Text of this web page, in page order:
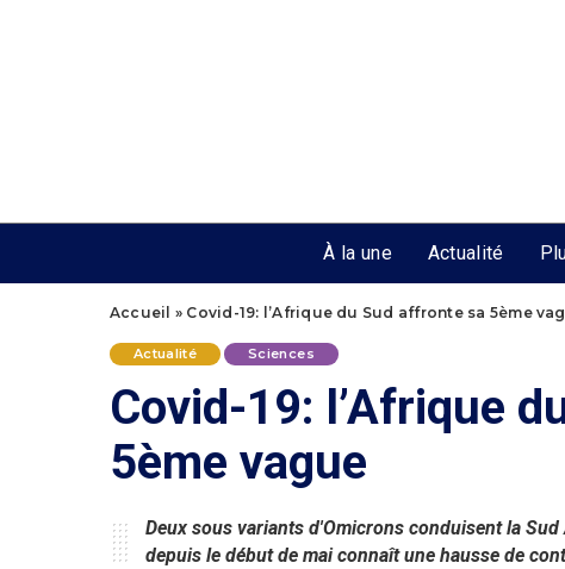
À la une Actualité
Accueil » Covid-19: l’Afrique du Sud affronte sa 5ème
Actualité Sciences
Covid-19: l’Afrique
5ème vague
Deux sous variants d'Omicrons conduisent la
depuis le début de mai connaît une hausse de